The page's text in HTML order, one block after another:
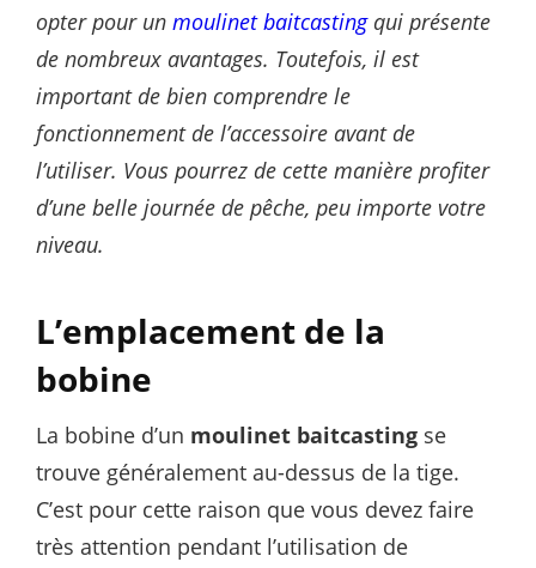
opter pour un moulinet baitcastingqui présente
de nombreux avantages. Toutefois, il est
important de bien comprendre le
fonctionnement de l’accessoire avant de
l’utiliser. Vous pourrez de cette manière profiter
d’une belle journée de pêche, peu importe votre
niveau.
L’emplacement de la
bobine
La bobine d’un moulinet baitcasting se
trouve généralement au-dessus de la tige.
C’est pour cette raison que vous devez faire
très attention pendant l’utilisation de